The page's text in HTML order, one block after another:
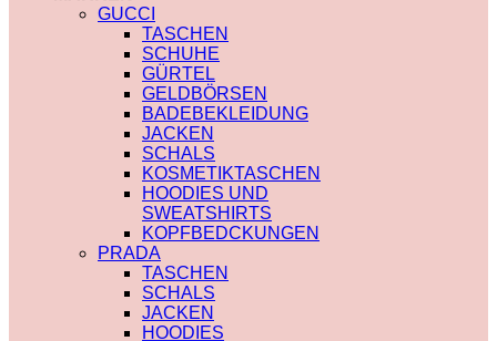
SAINT LAURENT
VERSACE
SCHALS
CHLOE
FENDI
GUCCI
LOUIS VUITTON
PRADA
SAINT LAURENT
SCHULTERRIEMEN
DIOR
LOUIS VUITTON
STRUMPFHOSEN
GUCCI
KOSMETIKTASCHEN
GUCCI
TRENCHCOAT
BURBERRY
PRADA
SOCKEN
GUCCI
SHORTS
BURBERRY
POLO
BURBERRY
CHLOE
GUCCI
MONCLER
HOODIES UND
SWEATSHIRTS
AMI PARIS
BURBERRY
FENDI
GUCCI
TASCHEN
SCHUHE
GÜRTEL
GELDBÖRSEN
BADEBEKLEIDUNG
JACKEN
SCHALS
KOSMETIKTASCHEN
HOODIES UND
SWEATSHIRTS
KOPFBEDCKUNGEN
PRADA
TASCHEN
SCHALS
JACKEN
HOODIES